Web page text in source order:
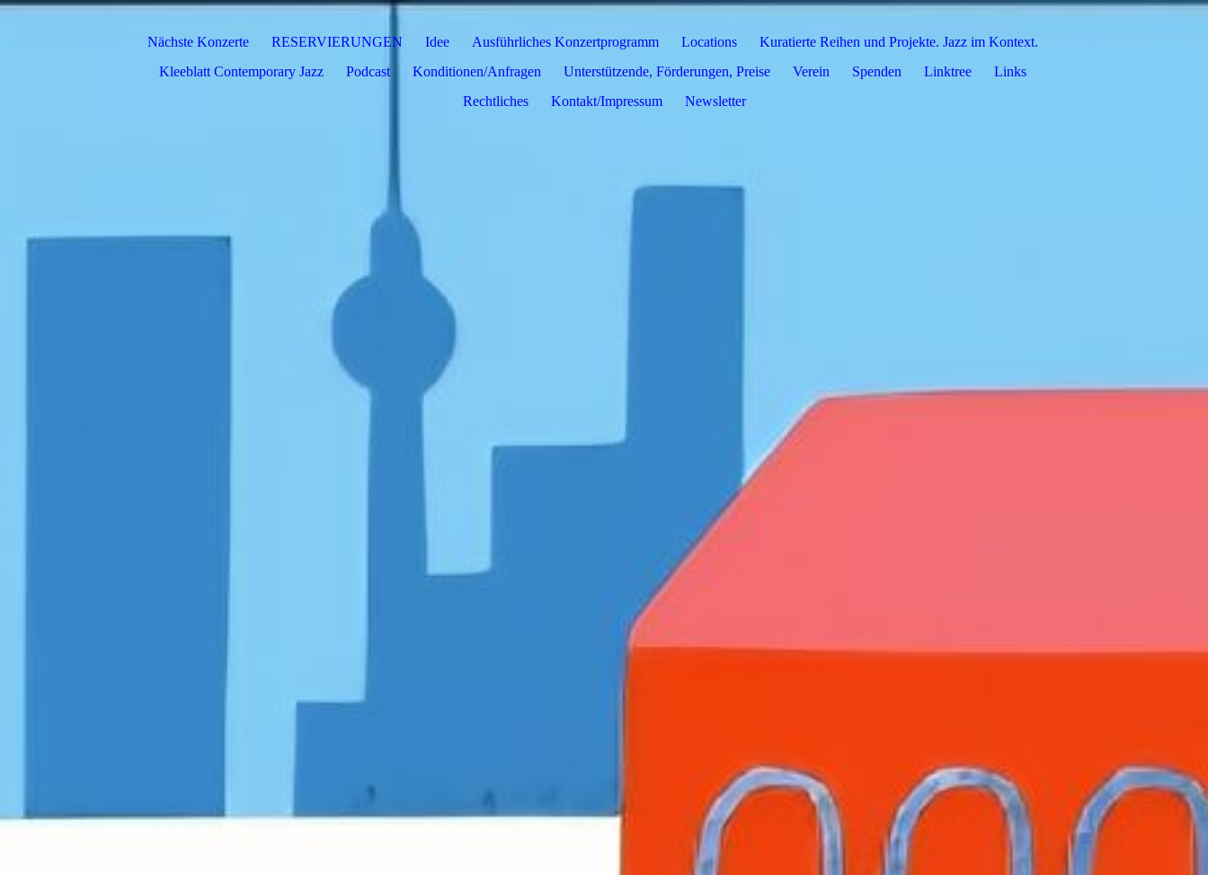
Nächste Konzerte RESERVIERUNGEN Idee Ausführliches Konzertprogramm Locations
Kuratierte Reihen und Projekte. Jazz im Kontext.
Kleeblatt Contemporary Jazz
Podcast Konditionen/Anfragen Unterstützende, Förderungen, Preise Verein Spenden Linktree
Links
Rechtliches
Kontakt/Impressum Newsletter